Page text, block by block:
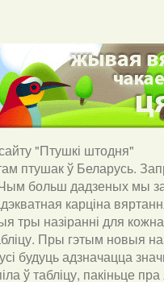
"Птушкі штодня"
птушак ў Беларусь.
Чым больш дадзеных мы
карціна
тры назіранні для
Пры гэтым новыя
будуць адзначацца
ў табліцу, пакіньце пра